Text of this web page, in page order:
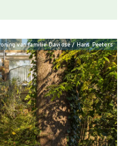
van familie Davidse / Hans Peeters